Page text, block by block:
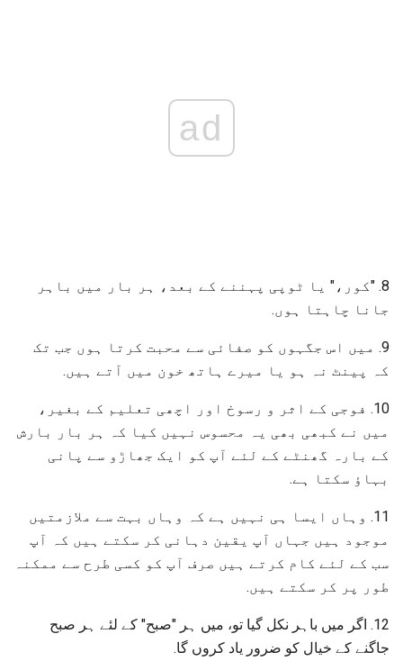
ad
8. "کور،" یا ٹوپی پہننے کے بعد، ہر بار میں باہر
جانا چاہتا ہوں.
9. میں اس جگہوں کو صفائی سے محبت کرتا ہوں جب تک
کہ پینٹ نہ ہو یا میرے ہاتھ خون میں آتے ہیں.
10. فوجی کے اثر و رسوخ اور اچھی تعلیم کے بغیر،
میں نے کبھی بھی یہ محسوس نہیں کیا کہ ہر بار بارش
کے بارہ گھنٹے کے لئے آپ کو ایک جھاڑو سے پانی
بہاؤ سکتا ہے.
11. وہاں ایسا ہی نہیں ہے کہ وہاں بہت سے ملازمتیں
موجود ہیں جہاں آپ یقین دہانی کر سکتے ہیں کہ آپ
سب کے لئے کام کرتے ہیں صرف آپ کو کسی طرح سے ممکنہ
طور پر کر سکتے ہیں.
12. اگر میں باہر نکل گیا تو، میں ہر "صبح" کے لئے ہر صبح
جاگنے کے خیال کو ضرور یاد کروں گا.